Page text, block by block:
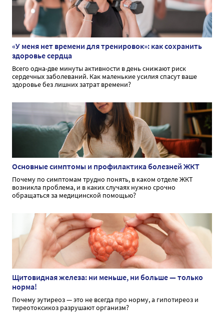
«У меня нет времени для тренировок»: как сохранить
здоровье сердца
Всего одна-две минуты активности в день снижают риск
сердечных заболеваний. Как маленькие усилия спасут ваше
здоровье без лишних затрат времени?
Основные симптомы и профилактика болезней ЖКТ
Почему по симптомам трудно понять, в каком отделе ЖКТ
возникла проблема, и в каких случаях нужно срочно
обращаться за медицинской помощью?
Щитовидная железа: ни меньше, ни больше — только
норма!
Почему эутиреоз — это не всегда про норму, а гипотиреоз и
тиреотоксикоз разрушают организм?